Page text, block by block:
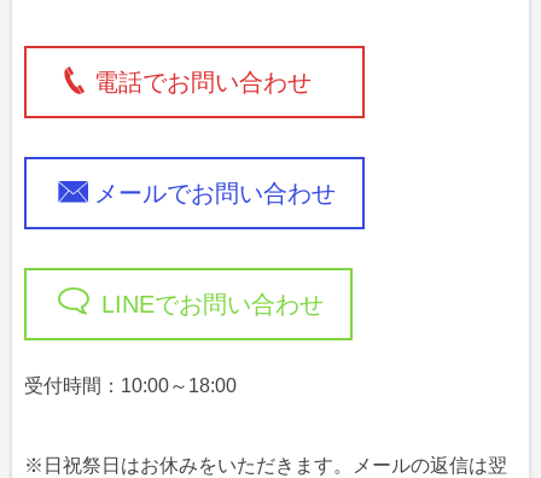
電話でお問い合わせ
メールでお問い合わせ
LINEでお問い合わせ
受付時間：10:00～18:00
※日祝祭日はお休みをいただきます。メールの返信は翌